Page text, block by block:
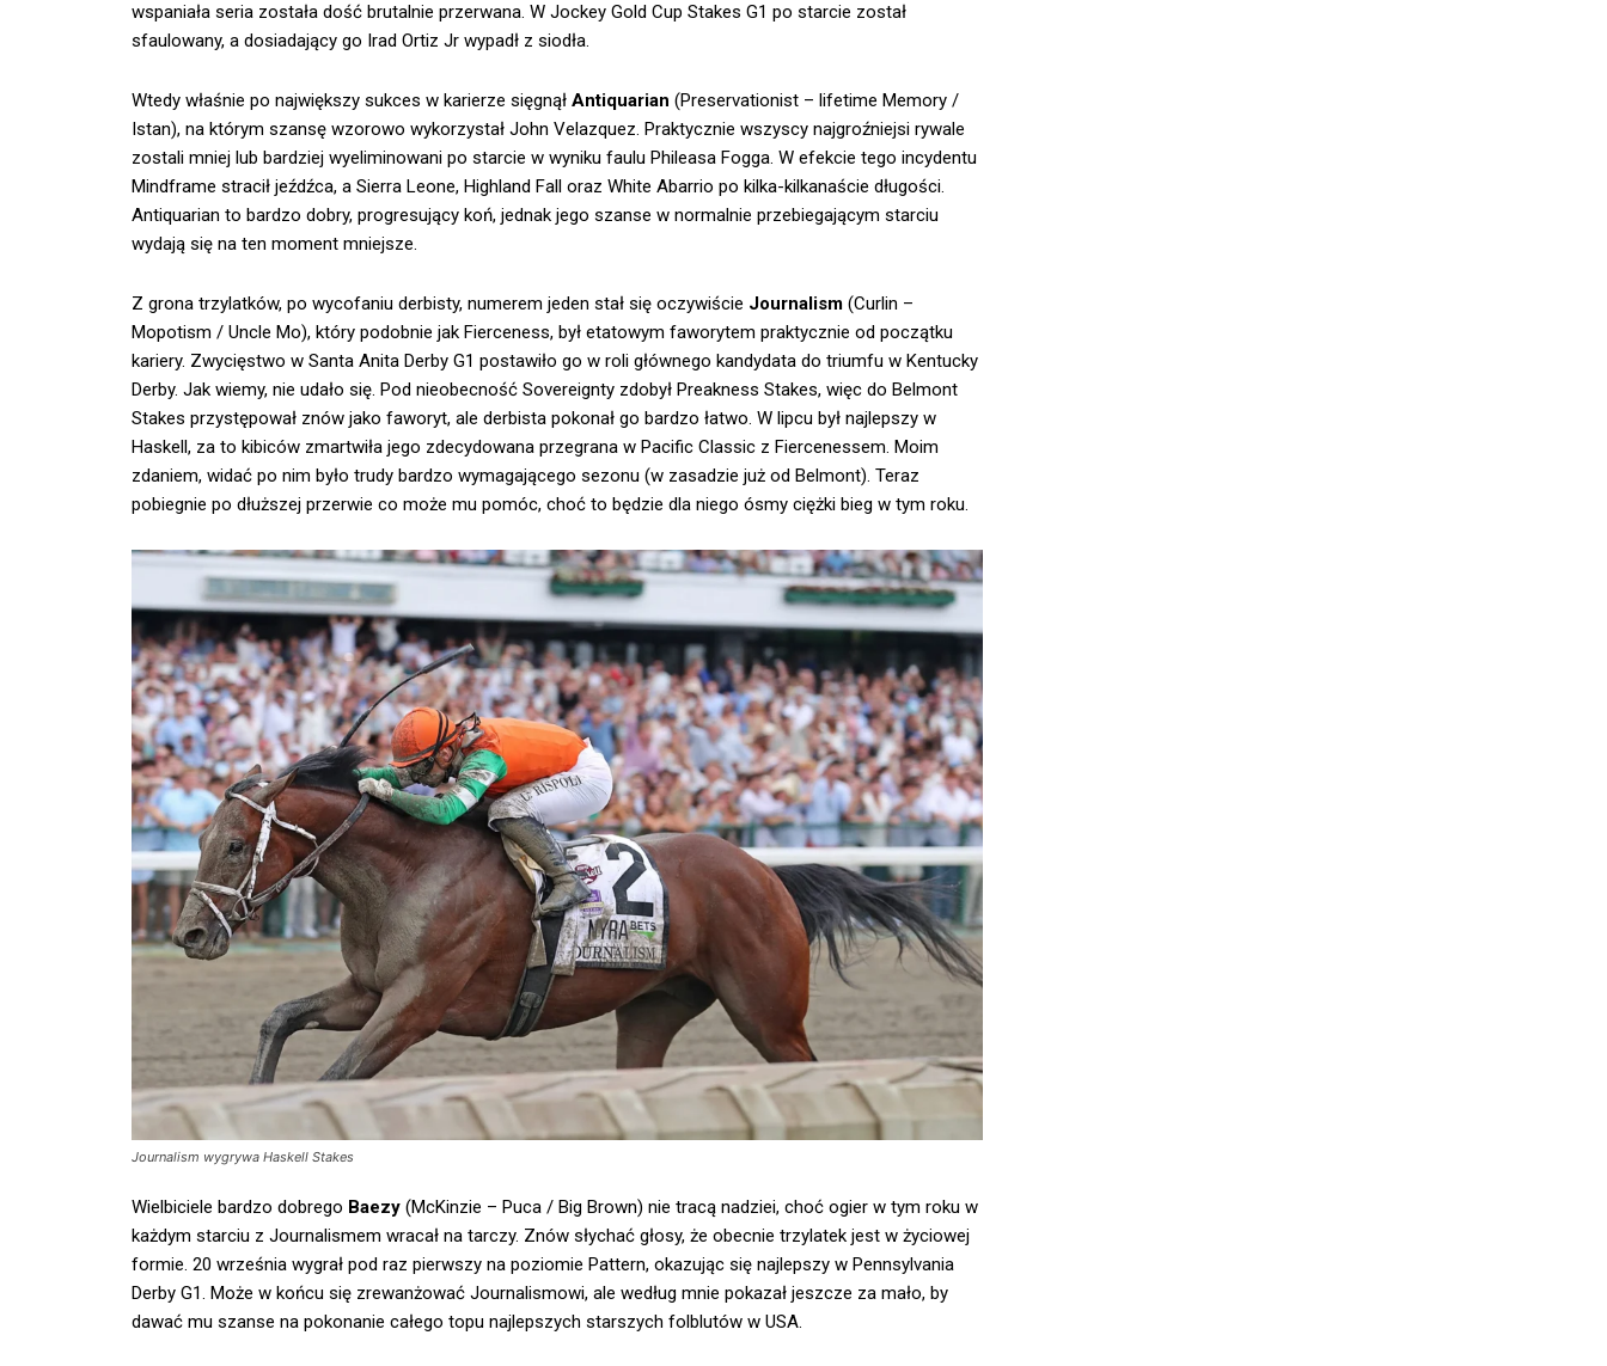
wspaniała seria została dość brutalnie przerwana. W Jockey Gold Cup Stakes G1 po starcie został
sfaulowany, a dosiadający go Irad Ortiz Jr wypadł z siodła.
Wtedy właśnie po największy sukces w karierze sięgnął Antiquarian (Preservationist – lifetime Memory /
Istan), na którym szansę wzorowo wykorzystał John Velazquez. Praktycznie wszyscy najgroźniejsi rywale
zostali mniej lub bardziej wyeliminowani po starcie w wyniku faulu Phileasa Fogga. W efekcie tego incydentu
Mindframe stracił jeźdźca, a Sierra Leone, Highland Fall oraz White Abarrio po kilka-kilkanaście długości.
Antiquarian to bardzo dobry, progresujący koń, jednak jego szanse w normalnie przebiegającym starciu
wydają się na ten moment mniejsze.
Z grona trzylatków, po wycofaniu derbisty, numerem jeden stał się oczywiście Journalism (Curlin –
Mopotism / Uncle Mo), który podobnie jak Fierceness, był etatowym faworytem praktycznie od początku
kariery. Zwycięstwo w Santa Anita Derby G1 postawiło go w roli głównego kandydata do triumfu w Kentucky
Derby. Jak wiemy, nie udało się. Pod nieobecność Sovereignty zdobył Preakness Stakes, więc do Belmont
Stakes przystępował znów jako faworyt, ale derbista pokonał go bardzo łatwo. W lipcu był najlepszy w
Haskell, za to kibiców zmartwiła jego zdecydowana przegrana w Pacific Classic z Fiercenessem. Moim
zdaniem, widać po nim było trudy bardzo wymagającego sezonu (w zasadzie już od Belmont). Teraz
pobiegnie po dłuższej przerwie co może mu pomóc, choć to będzie dla niego ósmy ciężki bieg w tym roku.
Journalism wygrywa Haskell Stakes
Wielbiciele bardzo dobrego Baezy (McKinzie – Puca / Big Brown) nie tracą nadziei, choć ogier w tym roku w
każdym starciu z Journalismem wracał na tarczy. Znów słychać głosy, że obecnie trzylatek jest w życiowej
formie. 20 września wygrał pod raz pierwszy na poziomie Pattern, okazując się najlepszy w Pennsylvania
Derby G1. Może w końcu się zrewanżować Journalismowi, ale według mnie pokazał jeszcze za mało, by
dawać mu szanse na pokonanie całego topu najlepszych starszych folblutów w USA.